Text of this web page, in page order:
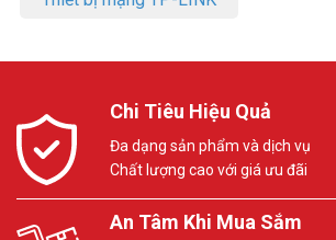
Chi Tiêu Hiệu Quả
Đa dạng sản phẩm và dịch vụ
Chất lượng cao với giá ưu đãi
An Tâm Khi Mua Sắm